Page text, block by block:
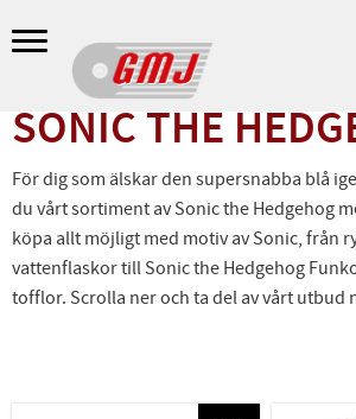
Meny
SONIC THE
För dig som älskar den supersnabba blå
du vårt sortiment av Sonic the Hedgehog
köpa allt möjligt med motiv av Sonic, från
vattenflaskor till Sonic the Hedgehog
tofflor. Scrolla ner och ta del av vårt utbud